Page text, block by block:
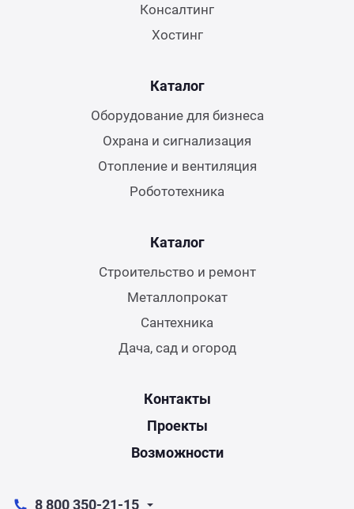
Консалтинг
Хостинг
Каталог
Оборудование для бизнеса
Охрана и сигнализация
Отопление и вентиляция
Робототехника
Каталог
Строительство и ремонт
Металлопрокат
Сантехника
Дача, сад и огород
Контакты
Проекты
Возможности
8 800 350-21-15